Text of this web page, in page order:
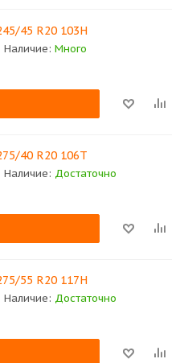
45 R20 103H
Наличие: Много
40 R20 106T
Наличие: Достаточно
55 R20 117H
Наличие: Достаточно